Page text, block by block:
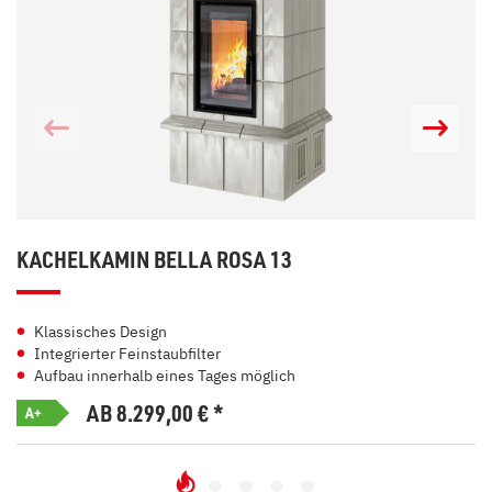
KACHELKAMIN BELLA ROSA 13
Klassisches Design
Integrierter Feinstaubfilter
Aufbau innerhalb eines Tages möglich
A+ AB 8.299,00€*